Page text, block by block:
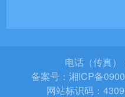
电话（传真
备案号： 湘ICP备
网站标识码：